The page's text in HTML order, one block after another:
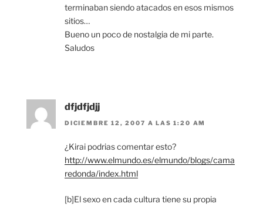
terminaban siendo atacados en esos mismos
sitios…
Bueno un poco de nostalgia de mi parte.
Saludos
dfjdfjdjj
DICIEMBRE 12, 2007 A LAS 1:20 AM
¿Kirai podrias comentar esto?
http://www.elmundo.es/elmundo/blogs/cama
redonda/index.html
[b]El sexo en cada cultura tiene su propia